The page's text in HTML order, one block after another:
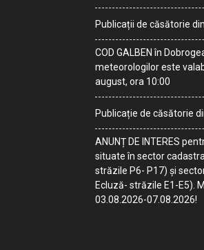
Publicații de căsătorie
COD GALBEN în
meteorologilor este
august, ora 10:00
Publicație de căsătorie
ANUNȚ DE INTERES
situate în sector
străzile P6- P17) și
Ecluză- străzile E1-E5).
03.08.2026-07.08.2026!